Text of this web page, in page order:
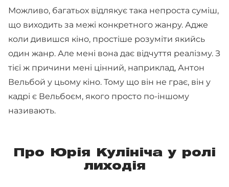
Можливо, багатьох відлякує така непроста суміш,
що виходить за межі конкретного жанру. Адже
коли дивишся кіно, простіше розуміти якийсь
один жанр. Але мені вона дає відчуття реалізму. З
тієї ж причини мені цінний, наприклад, Антон
Вельбой у цьому кіно. Тому що він не грає, він у
кадрі є Вельбоєм, якого просто по-іншому
називають.
Про Юрія Кулініча у ролі
лиходія